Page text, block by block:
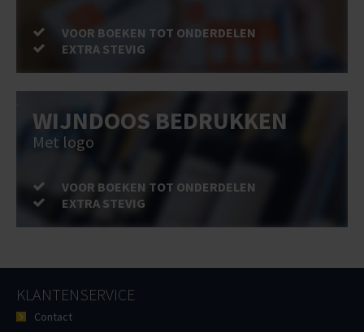
VOOR BOEKEN TOT ONDERDELEN
EXTRA STEVIG
WIJNDOOS BEDRUKKEN
Met logo
VOOR BOEKEN TOT ONDERDELEN
EXTRA STEVIG
KLANTENSERVICE
Contact